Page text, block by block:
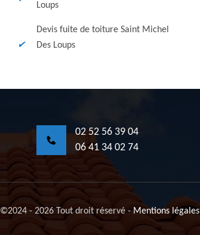
Loups
Devis fuite de toiture Saint Michel
Des Loups
02 52 56 39 04
06 41 34 02 74
©2024 - 2026 Tout droit réservé -Mentions légales